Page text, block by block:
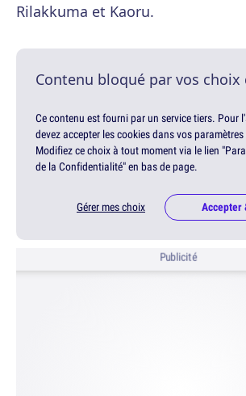
Rilakkuma et Kaoru.
Contenu bloqué par vos choix
Ce contenu est fourni par un service tiers. Pour
devez accepter les cookies dans vos
Modifiez ce choix à tout moment via le lien
de la Confidentialité" en bas de page.
Gérer mes choix Accepter
Publicité